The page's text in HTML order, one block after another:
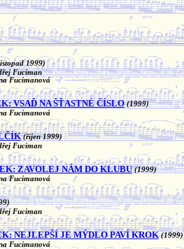
1999)
Fuciman
Fucimanová
VSAĎ NA ŠŤASTNÉ ČÍSLO (1999)
Fucimanová
(říjen 1999)
Fuciman
ZAVOLEJ NÁM DO KLUBU (1999)
Fucimanová
Fuciman
NEJLEPŠÍ JE MÝDLO PAVÍ KROK (1999)
Fucimanová